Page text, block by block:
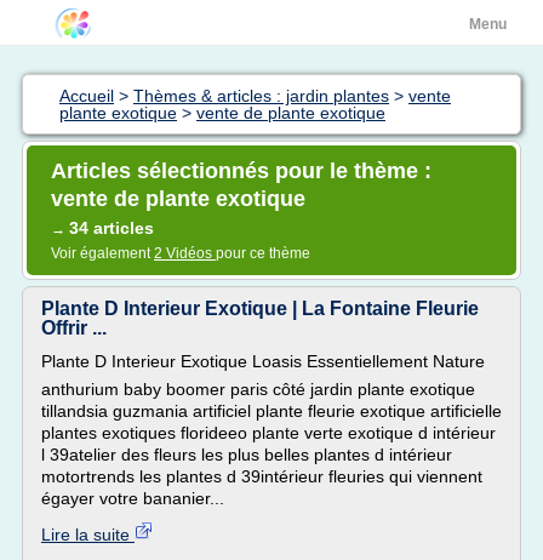
Menu
Accueil > Thèmes & articles : jardin plantes > vente
plante exotique > vente de plante exotique
Articles sélectionnés pour le thème :
vente de plante exotique
→ 34 articles
Voir également2 Vidéos pour ce thème
Plante D Interieur Exotique | La Fontaine Fleurie
Offrir ...
Plante D Interieur Exotique Loasis Essentiellement Nature
anthurium baby boomer paris côté jardin plante exotique
tillandsia guzmania artificiel plante fleurie exotique artificielle
plantes exotiques florideeo plante verte exotique d intérieur
l 39atelier des fleurs les plus belles plantes d intérieur
motortrends les plantes d 39intérieur fleuries qui viennent
égayer votre bananier...
Lire la suite